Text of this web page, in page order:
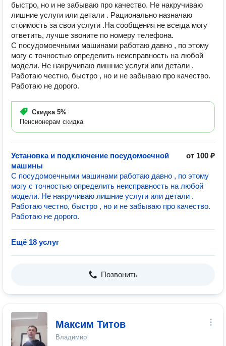
быстро, но и не забываю про качество. Не накручиваю
лишние услуги или детали . Рационально назначаю
стоимость за свои услуги .На сообщения не всегда могу
ответить, лучше звоните по номеру телефона.
С посудомоечными машинами работаю давно , по этому
могу с точностью определить неисправность на любой
модели. Не накручиваю лишние услуги или детали .
Работаю честно, быстро , но и не забываю про качество.
Работаю не дорого.
Скидка 5%
Пенсионерам скидка
Установка и подключение посудомоечной
машины
от 100 ₽
С посудомоечными машинами работаю давно , по этому
могу с точностью определить неисправность на любой
модели. Не накручиваю лишние услуги или детали .
Работаю честно, быстро , но и не забываю про качество.
Работаю не дорого.
Ещё 18 услуг
Позвонить
Максим Титов
Владимир